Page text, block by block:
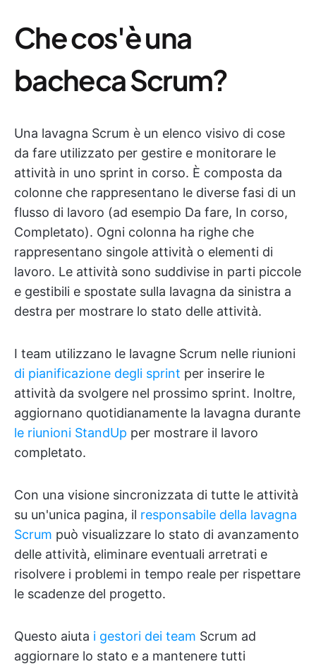
Che cos'è una
bacheca Scrum?
Una lavagna Scrum è un elenco visivo di cose
da fare utilizzato per gestire e monitorare le
attività in uno sprint in corso. È composta da
colonne che rappresentano le diverse fasi di un
flusso di lavoro (ad esempio Da fare, In corso,
Completato). Ogni colonna ha righe che
rappresentano singole attività o elementi di
lavoro. Le attività sono suddivise in parti piccole
e gestibili e spostate sulla lavagna da sinistra a
destra per mostrare lo stato delle attività.
I team utilizzano le lavagne Scrum nelle riunioni
di pianificazione degli sprint per inserire le
attività da svolgere nel prossimo sprint. Inoltre,
aggiornano quotidianamente la lavagna durante
le riunioni StandUp per mostrare il lavoro
completato.
Con una visione sincronizzata di tutte le attività
su un'unica pagina, il responsabile della lavagna
Scrum può visualizzare lo stato di avanzamento
delle attività, eliminare eventuali arretrati e
risolvere i problemi in tempo reale per rispettare
le scadenze del progetto.
Questo aiuta i gestori dei team Scrum ad
aggiornare lo stato e a mantenere tutti